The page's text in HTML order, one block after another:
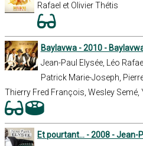
Rafael et Olivier Thétis
Baylavwa - 2010 -
Jean-Paul Elysée, Léo
Patrick Marie-Joseph,
Thierry Fred François, Wesley
Et pourtant… - 2008 - Jean-